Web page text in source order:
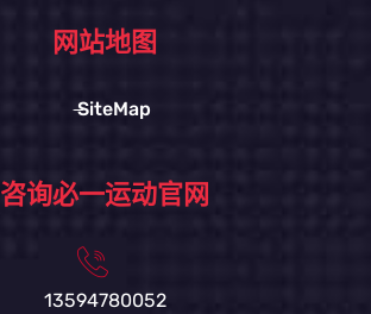
网站地图
SiteMap
咨询必一运动官网
13594780052